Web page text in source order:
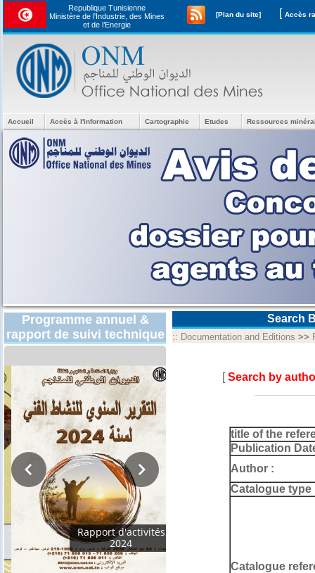
Republique Tunisienne
Ministère de l'Industrie, des Mines
et de l’Energie
[Plan du site] [
Accueil Accès à l'information Cartographie Etudes Ressources
Programme annuel &
rapport de suivi technique
Programmes
Techniques 2026
Search
:: Documentation and Editions >>
[Search by
title of the
Publication
Author :
Catalogue type
Catalogue